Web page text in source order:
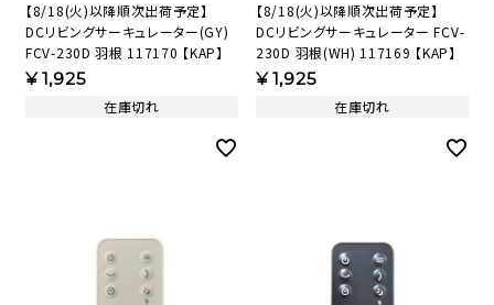
【8/18(火)以降順次出荷予定】
DCリビングサーキュレーター(GY)
FCV-230D 羽根 117170 【KAP】
¥1,925
在庫切れ
【8/18(火)以降順次出荷予定】
DCリビングサーキュレーター FCV-
230D 羽根(WH) 117169 【KAP】
¥1,925
在庫切れ